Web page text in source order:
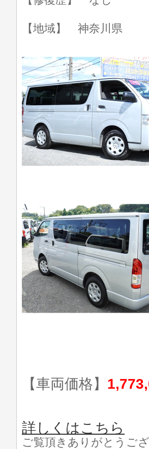
【地域】 神奈川県
【車両価格】
詳しくはこちら
ご覧頂きありがとうござ